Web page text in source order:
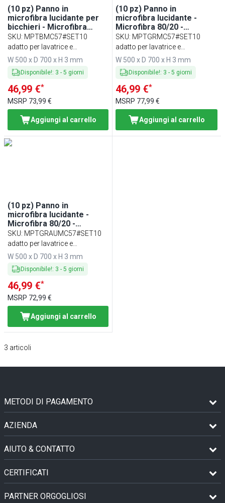
(10 pz) Panno in
microfibra lucidante per
bicchieri - Microfibra
80/20 - 50x70cm - Blu
SKU: MPTBMC57#SET10
adatto per lavatrice e
asciugatrice
W 500 x D 700 x H 3 mm
Disponibile!: 3 - 5 giorni
46,99 €*
MSRP 73,99 €
Aggiungi al carrello
(10 pz) Panno in
microfibra lucidante -
Microfibra 80/20 -
50x70cm - Verde
SKU: MPTGRMC57#SET10
adatto per lavatrice e
asciugatrice
W 500 x D 700 x H 3 mm
Disponibile!: 3 -5 giorni
46,99 €*
MSRP 77,99 €
Aggiungi al carrello
(10 pz) Panno in
microfibra lucidante -
Microfibra 80/20 -
50x70cm - Grigio
SKU: MPTGRAUMC57#SET10
adatto per lavatrice e
asciugatrice
W 500 x D 700 x H 3 mm
Disponibile!: 3 - 5 giorni
46,99 €*
MSRP 72,99 €
Aggiungi al carrello
3 articoli
METODI DI PAGAMENTO
AZIENDA
AIUTO & CONTATTO
CERTIFICATI
PARTNER ORGOGLIOSI